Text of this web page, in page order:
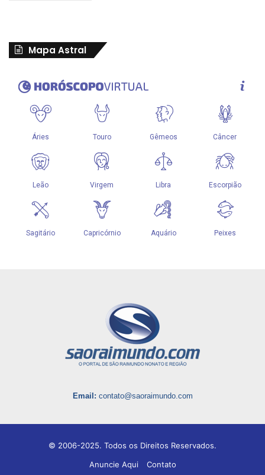
Mapa Astral
Email: contato@saoraimundo.com
© 2006-2025. Todos os Direitos Reservados.
Anuncie Aqui
Contato